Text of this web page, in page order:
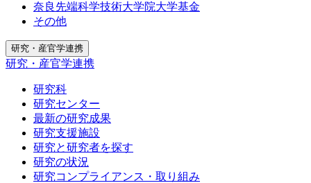
奈良先端科学技術大学院大学基金
その他
研究・産官学連携
研究・産官学連携
研究科
研究センター
最新の研究成果
研究支援施設
研究と研究者を探す
研究の状況
研究コンプライアンス・取り組み